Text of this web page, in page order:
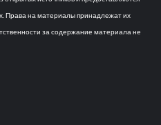
Права на материалы принадлежат их
за содержание материала не